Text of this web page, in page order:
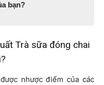
bạn?
Trà sữa đóng chai
nhược điểm của các